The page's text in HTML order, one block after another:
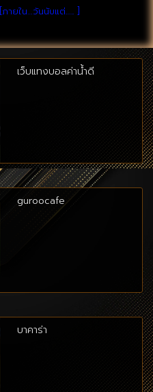
[ภายใน…วันนับแต่….. ]
เว็บแทงบอลค่าน้ำดี
guroocafe
บาคาร่า